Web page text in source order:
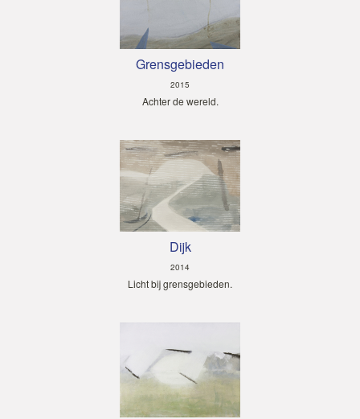
Grensgebieden
2015
Achter de wereld.
Dijk
2014
Licht bij grensgebieden.